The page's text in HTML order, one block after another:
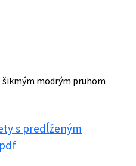
modrým pruhom
s predĺženým